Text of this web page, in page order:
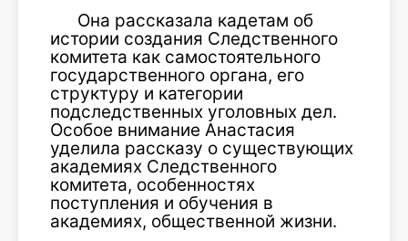
Она рассказала кадетам об
истории создания Следственного
комитета как самостоятельного
государственного органа, его
структуру и категории
подследственных уголовных дел.
Особое внимание Анастасия
уделила рассказу о существующих
академиях Следственного
комитета, особенностях
поступления и обучения в
академиях, общественной жизни.